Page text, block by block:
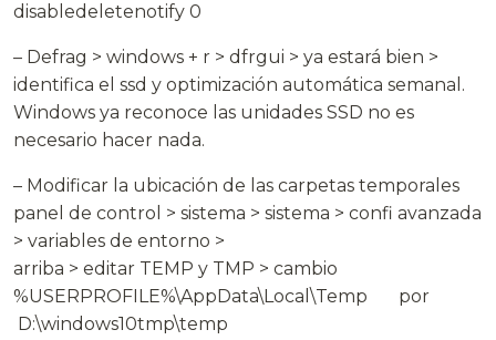
disabledeletenotify 0
– Defrag > windows + r > dfrgui > ya estará bien >
identifica el ssd y optimización automática semanal.
Windows ya reconoce las unidades SSD no es
necesario hacer nada.
– Modificar la ubicación de las carpetas temporales
panel de control > sistema > sistema > confi avanzada
> variables de entorno >
arriba > editar TEMP y TMP > cambio
%USERPROFILE%\AppData\Local\Temp por
D:\windows10tmp\temp